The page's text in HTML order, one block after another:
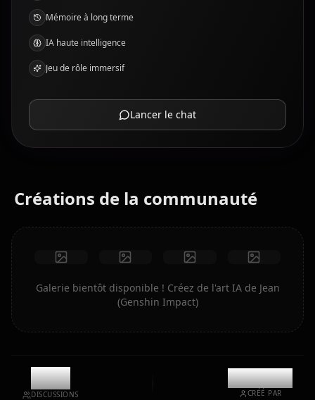
Mémoire à long terme
IA haute intelligence
Jeu de rôle immersif
Lancer le chat
Créations de la communauté
Galerie bientôt disponible ! Créez de l'art IA de Jean
(Genshin Impact)
8.5k
DISCUSSIONS
@kanashi
CRÉÉ PAR